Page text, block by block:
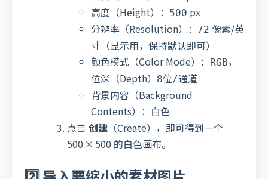
高度（Height）： 500 px
分辨率（Resolution）： 72 像素/英
寸（显示用，保持默认即可）
颜色模式（Color Mode）： RGB，
位深（Depth）
8位/通道
背景内容（Background
Contents）：
白色
点击 创建 （Create），即可得到一个
500 × 500 的白色画布。